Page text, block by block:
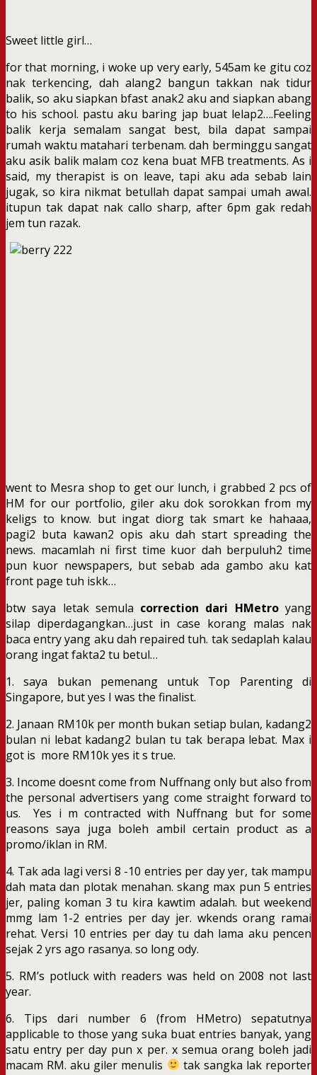
Sweet little girl…
for that morning, i woke up very early, 545am ke gitu coz
nak terkencing, dah alang2 bangun takkan nak tidur
balik, so aku siapkan bfast anak2 aku and siapkan abang
to his school. pastu aku baring jap buat lelap2….Feeling
balik kerja semalam sangat best, bila dapat sampai
rumah waktu matahari terbenam. dah berminggu sangat
aku asik balik malam coz kena buat MFB treatments. As i
said, my therapist is on leave, tapi aku ada sebab lain
jugak, so kira nikmat betullah dapat sampai umah awal.
itupun tak dapat nak callo sharp, after 6pm gak redah
jem tun razak.
went to Mesra shop to get our lunch, i grabbed 2 pcs of
HM for our portfolio, giler aku dok sorokkan from my
keligs to know. but ingat diorg tak smart ke hahaaa,
pagi2 buta kawan2 opis aku dah start spreading the
news. macamlah ni first time kuor dah berpuluh2 time
pun kuor newspapers, but sebab ada gambo aku kat
front page tuh iskk…
btw saya letak semula correction dari HMetroyang
silap diperdagangkan…just in case korang malas nak
baca entry yang aku dah repaired tuh. tak sedaplah kalau
orang ingat fakta2 tu betul…
1. saya bukan pemenang untuk Top Parenting di
Singapore, but yes I was the finalist.
2. Janaan RM10k per month bukan setiap bulan, kadang2
bulan ni lebat kadang2 bulan tu tak berapa lebat. Max i
got is more RM10k yes it s true.
3. Income doesnt come from Nuffnang only but also from
the personal advertisers yang come straight forward to
us. Yes i m contracted with Nuffnang but for some
reasons saya juga boleh ambil certain product as a
promo/iklan in RM.
4. Tak ada lagi versi 8 -10 entries per day yer, tak mampu
dah mata dan plotak menahan. skang max pun 5 entries
jer, paling koman 3 tu kira kawtim adalah. but weekend
mmg lam 1-2 entries per day jer. wkends orang ramai
rehat. Versi 10 entries per day tu dah lama aku pencen
sejak 2 yrs ago rasanya. so long ody.
5. RM’s potluck with readers was held on 2008 not last
year.
6. Tips dari number 6 (from HMetro) sepatutnya
applicable to those yang suka buat entries banyak, yang
satu entry per day pun x per. x semua orang boleh jadi
macam RM. aku giler menulis
tak sangka lak reporter